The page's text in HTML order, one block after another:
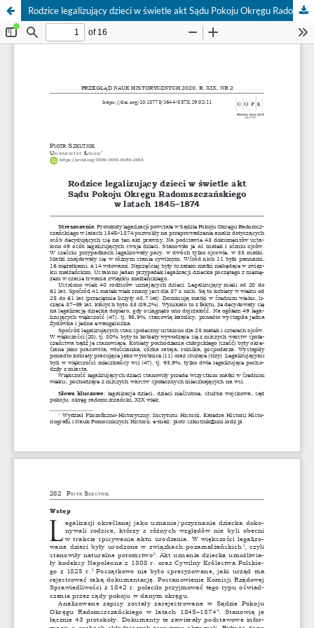
Rodzice legalizujący dzieci w świetle akt Sądu Pokoju Okręgu Radomszczańskiego w latach 1845–1874